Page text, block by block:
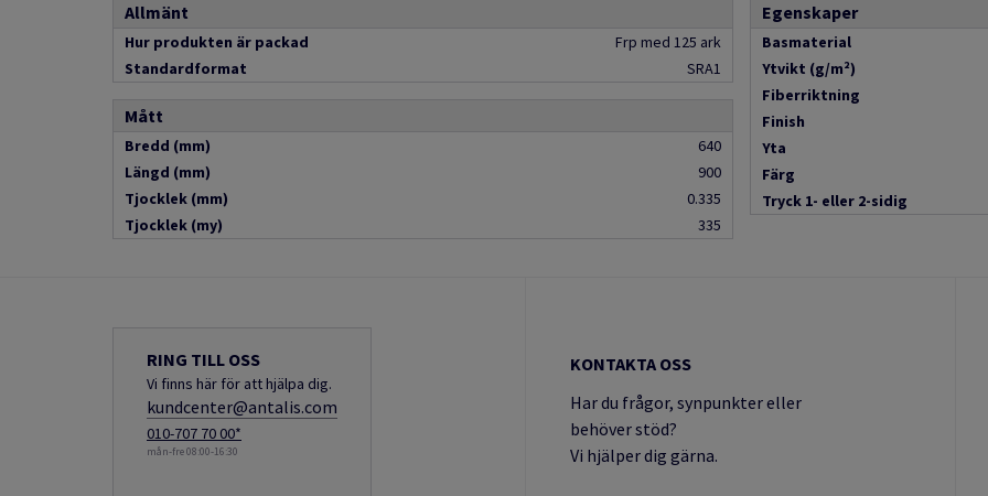
Allmänt
Hur produkten är packad
Frp med 125 ark
Standardformat
SRA1
Mått
Bredd (mm)
640
Längd (mm)
900
Tjocklek (mm)
0.335
Tjocklek (my)
335
Egenskaper
Basmaterial
Ytvikt (g/m²)
Fiberriktning
Finish
Yta
Färg
Tryck 1- eller 2-sidig
RING TILL OSS
Vi finns här för att hjälpa dig.
kundcenter@antalis.com
010-707 70 00*
mån-fre 08:00-16:30
KONTAKTA OSS
Har du frågor, synpunkter eller
behöver stöd?
Vi hjälper dig gärna.